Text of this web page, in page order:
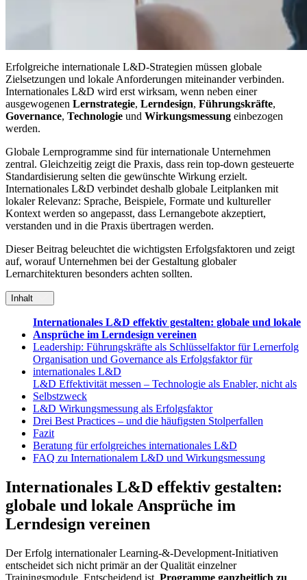
Erfolgreiche internationale L&D-Strategien müssen globale
Zielsetzungen und lokale Anforderungen miteinander verbinden.
Internationales L&D wird erst wirksam, wenn neben einer
ausgewogenen Lernstrategie, Lerndesign, Führungskräfte,
Governance, Technologie und Wirkungsmessung einbezogen
werden.
Globale Lernprogramme sind für internationale Unternehmen
zentral. Gleichzeitig zeigt die Praxis, dass rein top-down gesteuerte
Standardisierung selten die gewünschte Wirkung erzielt.
Internationales L&D verbindet deshalb globale Leitplanken mit
lokaler Relevanz: Sprache, Beispiele, Formate und kultureller
Kontext werden so angepasst, dass Lernangebote akzeptiert,
verstanden und in die Praxis übertragen werden.
Dieser Beitrag beleuchtet die wichtigsten Erfolgsfaktoren und zeigt
auf, worauf Unternehmen bei der Gestaltung globaler
Lernarchitekturen besonders achten sollten.
Inhalt
Internationales L&D effektiv gestalten: globale und lokale
Ansprüche im Lerndesign vereinen
Leadership: Führungskräfte als Schlüsselfaktor für Lernerfolg
Organisation und Governance als Erfolgsfaktor für
internationales L&D
L&D Effektivität messen – Technologie als Enabler, nicht als
Selbstzweck
L&D Wirkungsmessung als Erfolgsfaktor
Drei Best Practices – und die häufigsten Stolperfallen
Fazit
Beratung für erfolgreiches internationales L&D
FAQ zu Internationalem L&D und Wirkungsmessung
Internationales L&D effektiv gestalten:
globale und lokale Ansprüche im
Lerndesign vereinen
Der Erfolg internationaler Learning-&-Development-Initiativen
entscheidet sich nicht primär an der Qualität einzelner